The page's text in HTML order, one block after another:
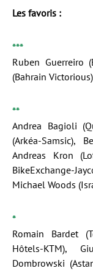
Les favoris :
***
Ruben Guerreiro
(Bahrain
**
Andrea Bagioli
(Arkéa-Samsic),
Andreas Kron
BikeExchange-
Michael Woods
*
Romain Bardet
Hôtels-KTM),
Dombrowski